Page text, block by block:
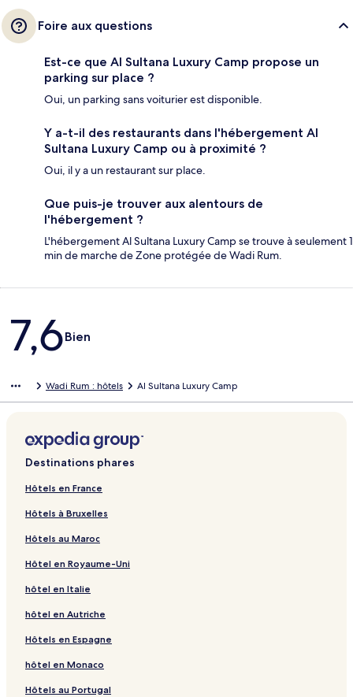
Foire aux questions
Est-ce que Al Sultana Luxury Camp propose un
parking sur place ?
Oui, un parking sans voiturier est disponible.
Y a-t-il des restaurants dans l'hébergement Al
Sultana Luxury Camp ou à proximité ?
Oui, il y a un restaurant sur place.
Que puis-je trouver aux alentours de
l'hébergement ?
L'hébergement Al Sultana Luxury Camp se trouve à seulement 1
min de marche de Zone protégée de Wadi Rum.
Avis
7,6Bien
Wadi Rum : hôtels Al Sultana Luxury Camp
Destinations phares
Hôtels en France
Hôtels à Bruxelles
Hôtels au Maroc
Hôtel en Royaume-Uni
hôtel en Italie
hôtel en Autriche
Hôtels en Espagne
hôtel en Monaco
Hôtels au Portugal